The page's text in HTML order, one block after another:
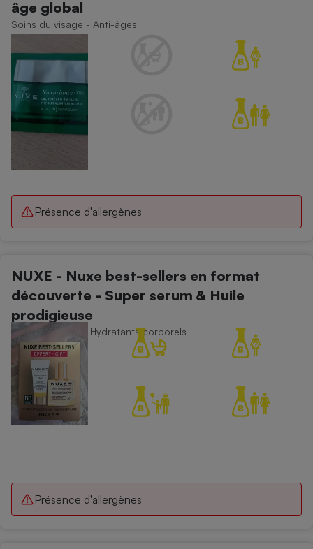
âge global
Soins du visage - Anti-âges
Présence d'allergènes
NUXE - Nuxe best-sellers en format
découverte - Super serum & Huile
prodigieuse
Soins du corps - Hydratants corporels
Présence d'allergènes